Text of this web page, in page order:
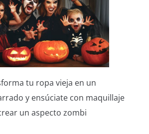
tu ropa vieja en un
y ensúciate con maquillaje
un aspecto zombi